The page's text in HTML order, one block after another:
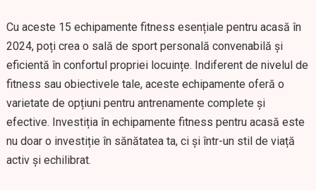
Cu aceste 15 echipamente fitness esențiale pentru acasă în
2024, poți crea o sală de sport personală convenabilă și
eficientă în confortul propriei locuințe. Indiferent de nivelul de
fitness sau obiectivele tale, aceste echipamente oferă o
varietate de opțiuni pentru antrenamente complete și
efective. Investiția în echipamente fitness pentru acasă este
nu doar o investiție în sănătatea ta, ci și într-un stil de viață
activ și echilibrat.